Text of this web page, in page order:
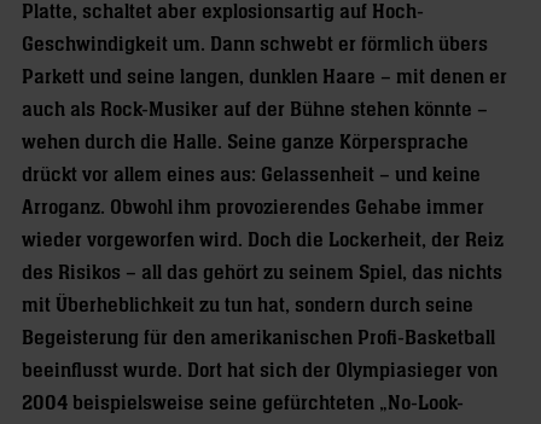
Platte, schaltet aber explosionsartig auf Hoch-
Geschwindigkeit um. Dann schwebt er förmlich übers
Parkett und seine langen, dunklen Haare – mit denen er
auch als Rock-Musiker auf der Bühne stehen könnte –
wehen durch die Halle. Seine ganze Körpersprache
drückt vor allem eines aus: Gelassenheit – und keine
Arroganz. Obwohl ihm provozierendes Gehabe immer
wieder vorgeworfen wird. Doch die Lockerheit, der Reiz
des Risikos – all das gehört zu seinem Spiel, das nichts
mit Überheblichkeit zu tun hat, sondern durch seine
Begeisterung für den amerikanischen Profi-Basketball
beeinflusst wurde. Dort hat sich der Olympiasieger von
2004 beispielsweise seine gefürchteten „No-Look-